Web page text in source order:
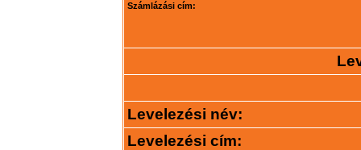
Számlázási cím:
Levelezési név:
Levelezési cím: